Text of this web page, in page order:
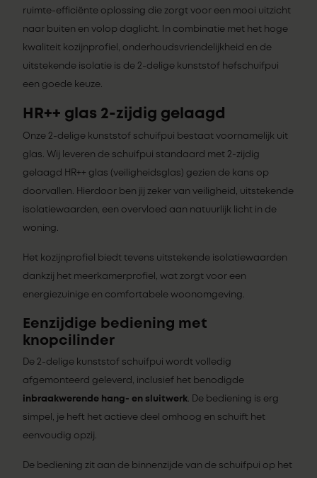
ruimte-efficiënte oplossing die zorgt voor een mooi uitzicht
naar buiten en volop daglicht. In combinatie met het hoge
kwaliteit kozijnprofiel, onderhoudsvriendelijkheid en de
uitstekende isolatie is de 2-delige kunststof hefschuifpui
een goede keuze.
HR++ glas 2-zijdig gelaagd
Onze 2-delige kunststof schuifpui bestaat voornamelijk uit
glas. Wij leveren de schuifpui standaard met 2-zijdig
gelaagd HR++ glas (veiligheidsglas) gezien de kans op
doorvallen. Hierdoor ben jij zeker van veiligheid, uitstekende
isolatiewaarden, een overvloed aan natuurlijk licht in de
woning.
Het kozijnprofiel biedt tevens uitstekende isolatiewaarden
dankzij het meerkamerprofiel, wat zorgt voor een
energiezuinige en comfortabele woonomgeving.
Eenzijdige bediening met
knopcilinder
De 2-delige kunststof schuifpui wordt volledig
afgemonteerd geleverd, inclusief het benodigde
inbraakwerende hang- en sluitwerk . De bediening is erg
simpel, je heft het actieve deel omhoog en schuift het
eenvoudig opzij.
De bediening zit aan de binnenzijde van de schuifpui op het